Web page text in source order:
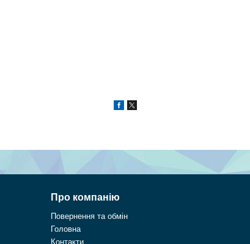
Про компанію
Повернення та обмін
Головна
Контакти